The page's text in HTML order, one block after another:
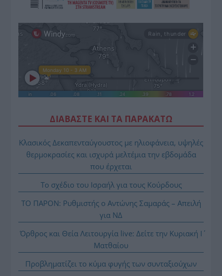
ΔΙΑΒΑΣΤΕ ΚΑΙ ΤΑ ΠΑΡΑΚΑΤΩ
Κλασικός Δεκαπενταύγουστος με ηλιοφάνεια, υψηλές
θερμοκρασίες και ισχυρά μελτέμια την εβδομάδα
που έρχεται
Το σχέδιο του Ισραήλ για τους Κούρδους
ΤΟ ΠΑΡΟΝ: Ρυθμιστής ο Αντώνης Σαμαράς – Απειλή
για ΝΔ
Όρθρος και Θεία Λειτουργία live: Δείτε την Κυριακή Ι΄
Ματθαίου
Προβληματίζει το κύμα φυγής των συνταξιούχων